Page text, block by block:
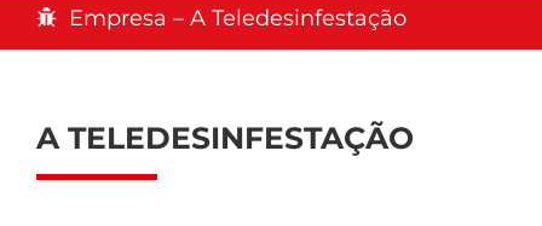
Empresa – A Teledesinfestação
A TELEDESINFESTAÇÃO